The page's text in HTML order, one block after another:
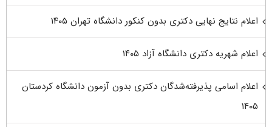
اعلام نتایج نهایی دکتری بدون کنکور دانشگاه تهران ۱۴۰۵
اعلام شهریه دکتری دانشگاه آزاد ۱۴۰۵
اعلام اسامی پذیرفته‌شدگان دکتری بدون آزمون دانشگاه کردستان
۱۴۰۵